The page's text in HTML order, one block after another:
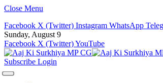
Close Menu
Facebook X (Twitter) Instagram WhatsApp
Sunday, August 9
Facebook X (Twitter)YouTube
Subscribe Login